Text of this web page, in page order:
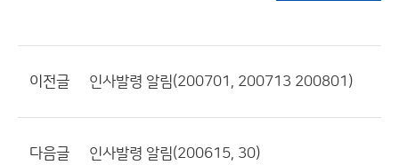
이전글 인사발령 알림(200701, 200713 200801)
다음글 인사발령 알림(200615, 30)